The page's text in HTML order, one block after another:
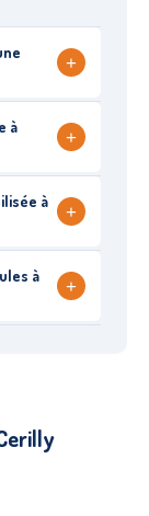
+
à
+
à
+
à
+